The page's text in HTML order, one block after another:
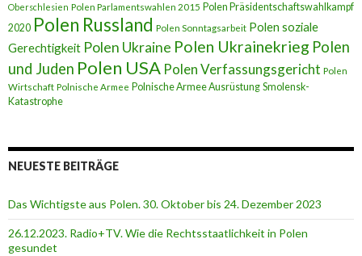
Oberschlesien Polen Parlamentswahlen 2015 Polen Präsidentschaftswahlkampf
2020 Polen Russland Polen Sonntagsarbeit Polen soziale
Gerechtigkeit Polen Ukraine Polen Ukrainekrieg Polen
und Juden Polen USA Polen Verfassungsgericht Polen
Wirtschaft Polnische Armee Polnische Armee Ausrüstung Smolensk-
Katastrophe
NEUESTE BEITRÄGE
Das Wichtigste aus Polen. 30. Oktober bis 24. Dezember 2023
26.12.2023. Radio+TV. Wie die Rechtsstaatlichkeit in Polen
gesundet